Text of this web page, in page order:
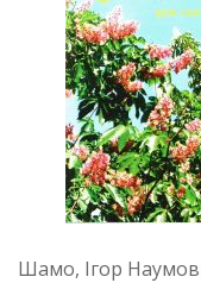
Шамо, Ігор